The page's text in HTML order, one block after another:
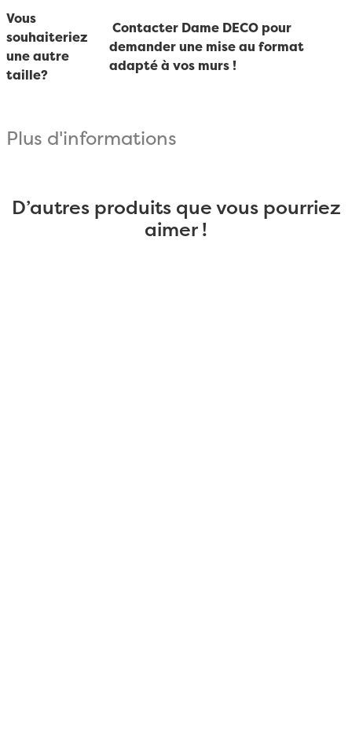
Vous
souhaiteriez
une autre
taille?
Contacter Dame DECO pour
demander une mise au format
adapté à vos murs !
Plus d'informations
D’autres produits que vous pourriez
aimer !